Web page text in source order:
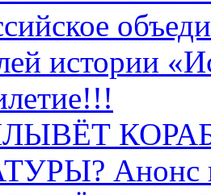
истории
Анонс